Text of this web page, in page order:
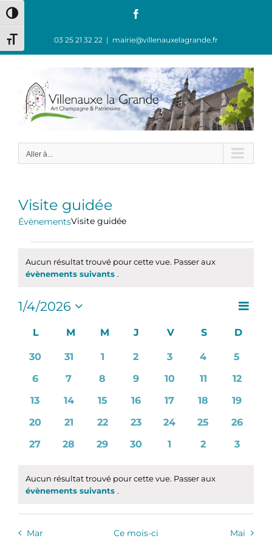
Passer en contraste élevé
Changer la taille de la police
Passer
au
03 25 21 32 22 | mairie@villenauxelagrande.fr
Aller à...
Visite guidée
ÉvènementsVisite guidée
Notice
Aucun résultat trouvé pour cette vue. Passer aux
évènements suivants .
par
Mois
1/4/2026
une
Calendrier
Évènements
LLUNDIM MARDI
M MERCREDI
J JEUDIV VENDREDI
SSAMEDI
D
0
30
0
31
0
1
0
2
0
3
0
4
0
5
0
6
0
7
0
8
0
9
0
10
0
11
0
12
0
13
0
14
0
15
0
16
0
17
0
18
0
19
0
20
0
21
0
22
0
23
0
24
0
25
0
26
0
27
0
28
0
29
0
30
0
1
0
2
0
3
Notice
Aucun résultat trouvé pour cette vue. Passer aux
évènements suivants .
Mar Ce mois-ci Mai